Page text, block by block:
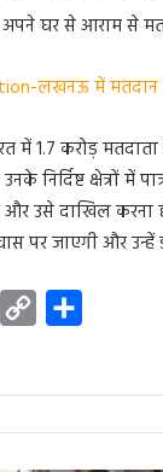
अपने घर से आराम से
लखनऊ में मतदान
में 1.7 करोड़
निर्दिष्ट क्षेत्रों में
और उसे दाखिल
पर जाएगी और